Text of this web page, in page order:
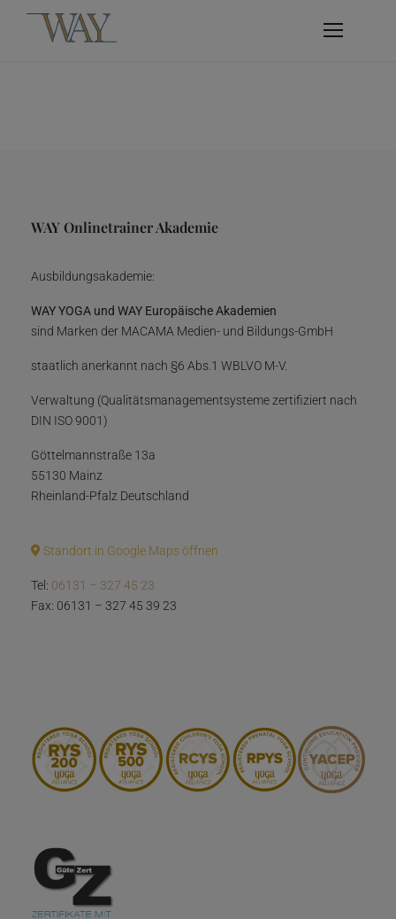
WAY Onlinetrainer Akademie
Ausbildungsakademie:
WAY YOGA und WAY Europäische Akademien
sind Marken der MACAMA Medien- und Bildungs-GmbH
staatlich anerkannt nach §6 Abs.1 WBLVO M-V.
Verwaltung (Qualitätsmanagementsysteme zertifiziert nach
DIN ISO 9001)
Göttelmannstraße 13a
55130 Mainz
Rheinland-Pfalz Deutschland
Standort in Google Maps öffnen
Tel: 06131 – 327 45 23
Fax: 06131 – 327 45 39 23